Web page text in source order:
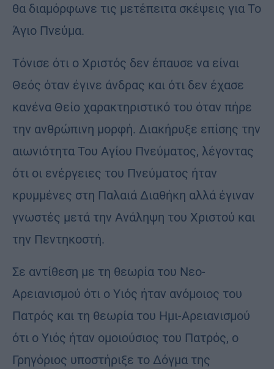
θα διαμόρφωνε τις μετέπειτα σκέψεις για Το
Άγιο Πνεύμα.
Τόνισε ότι ο Χριστός δεν έπαυσε να είναι
Θεός όταν έγινε άνδρας και ότι δεν έχασε
κανένα Θείο χαρακτηριστικό του όταν πήρε
την ανθρώπινη μορφή. Διακήρυξε επίσης την
αιωνιότητα Του Αγίου Πνεύματος, λέγοντας
ότι οι ενέργειες του Πνεύματος ήταν
κρυμμένες στη Παλαιά Διαθήκη αλλά έγιναν
γνωστές μετά την Ανάληψη του Χριστού και
την Πεντηκοστή.
Σε αντίθεση με τη θεωρία του Νεο-
Αρειανισμού ότι ο Υιός ήταν ανόμοιος του
Πατρός και τη θεωρία του Ημι-Αρειανισμού
ότι ο Υιός ήταν ομοιούσιος του Πατρός, ο
Γρηγόριος υποστήριξε το Δόγμα της